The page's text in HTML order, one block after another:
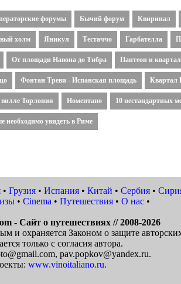
форумы Бычий форум Квиринал
холм Яникул Тестаччо Гарбателла
От площади Навона до Тибра Пантеон и
Фонтан Треви - Испанская площадь Квартал
Торлония Номентано 10 нестандартных
необходимо увидеть в Риме
• Грузия • Испания • Китай • Сербия •
• Cinema • Путешествия• О нас•
- Сайт о путешествиях // 2008-2026
и охраняется Законом о защите
только с согласия автора.
pav.popkov@yandex.ru.
www.vinoitaliano.ru.